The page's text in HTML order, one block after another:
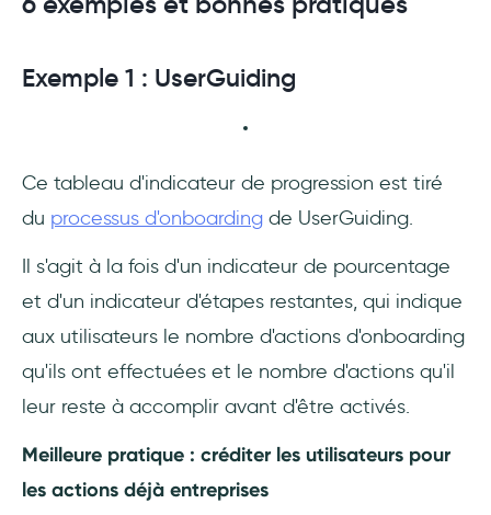
Exemple 1 : UserGuiding
Ce tableau d'indicateur de progression est tiré
du processus d'onboarding de UserGuiding.
Il s'agit à la fois d'un indicateur de pourcentage
et d'un indicateur d'étapes restantes, qui indique
aux utilisateurs le nombre d'actions d'onboarding
qu'ils ont effectuées et le nombre d'actions qu'il
leur reste à accomplir avant d'être activés.
Meilleure pratique : créditer les utilisateurs pour
les actions déjà entreprises